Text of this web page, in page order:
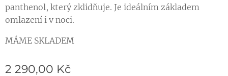
panthenol, který zklidňuje. Je ideálním základem
omlazení i v noci.
MÁME SKLADEM
2 290,00 Kč